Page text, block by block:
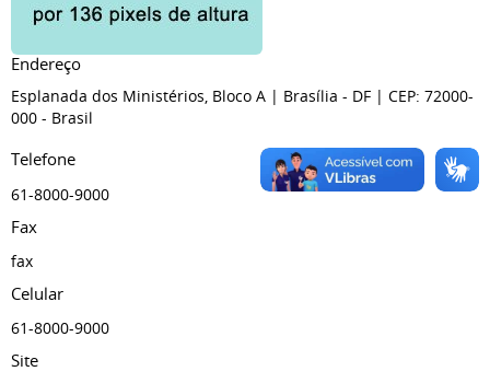
Endereço
Esplanada dos Ministérios, Bloco A | Brasília - DF | CEP: 72000-
000 - Brasil
Telefone
61-8000-9000
Fax
fax
Celular
61-8000-9000
Site